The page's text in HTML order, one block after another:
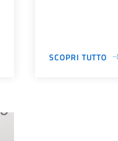
SCOPRI TUTTO